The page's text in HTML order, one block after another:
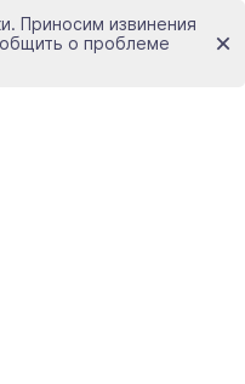
Приносим извинения
о проблеме